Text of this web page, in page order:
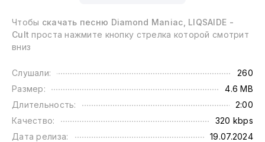
Чтобы скачать песню Diamond Maniac, LIQSAIDE -
Cult проста нажмите кнопку стрелка которой смотрит
вниз
Слушали:
260
Размер:
4.6 MB
Длительность:
2:00
Качество:
320 kbps
Дата релиза:
19.07.2024